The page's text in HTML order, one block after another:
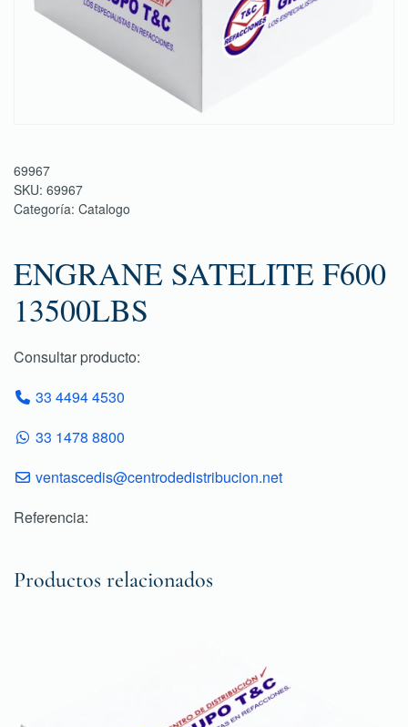
69967
SKU: 69967
Categoría: Catalogo
ENGRANE SATELITE F600
13500LBS
Consultar producto:
33 4494 4530
33 1478 8800
ventascedis@centrodedistribucion.net
Referencia:
Productos relacionados